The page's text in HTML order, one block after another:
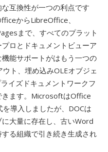
互換性が一つの利点です
からLibreOffice、
まで、すべてのプラット
ロとドキュメントビューア
能サポートがはもう一つの
ト、埋め込みOLEオブジェ
イズドキュメントワークフ
きます。MicrosoftはOffice
を導入しましたが、DOCは
大量に存在し、古いWord
る組織で引き続き生成され